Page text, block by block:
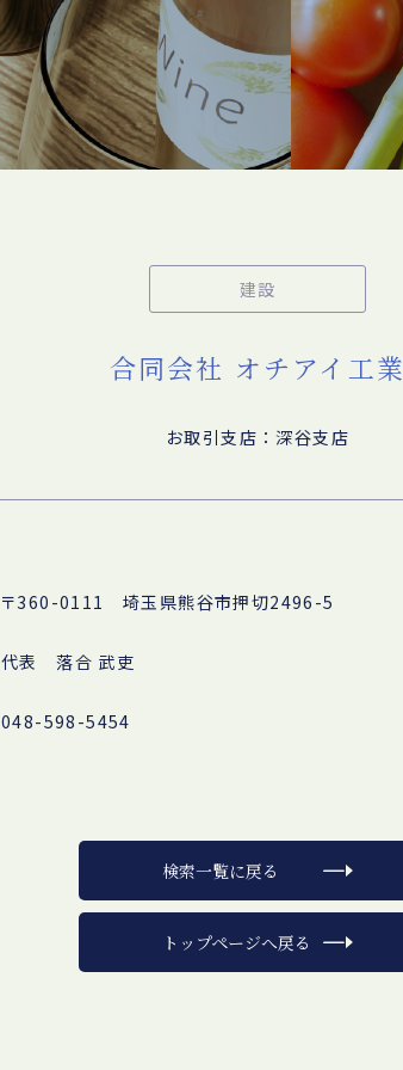
建設
合同会社 オチアイ工業
お取引支店：深谷支店
〒360-0111 埼玉県熊谷市押切2496-5
代表 落合 武吏
048-598-5454
検索一覧に戻る
トップページへ戻る